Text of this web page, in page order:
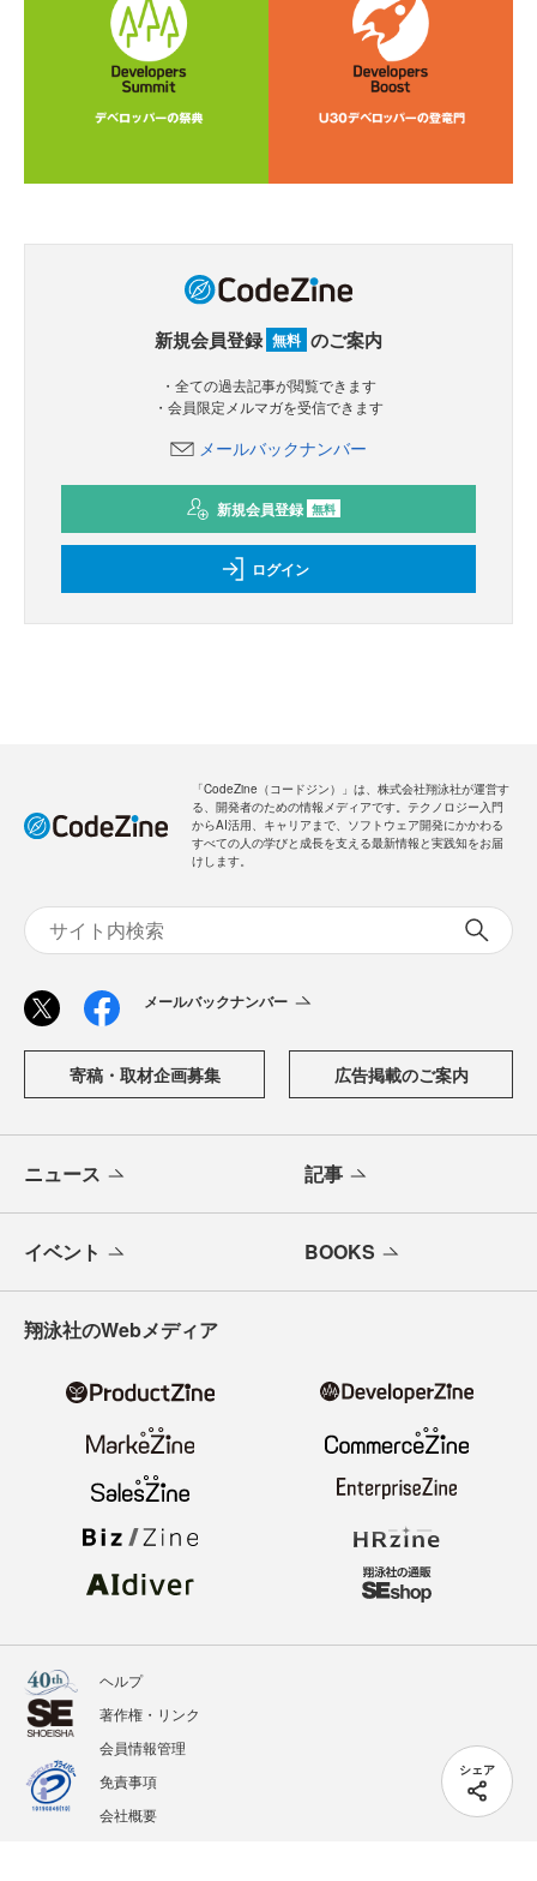
シェア
新規会員登録 無料 のご案内
・全ての過去記事が閲覧できます
・会員限定メルマガを受信できます
メールバックナンバー
新規会員登録 無料
ログイン
「CodeZine（コードジン）」は、株式会社翔泳社が運営す
る、開発者のための情報メディアです。テクノロジー入門
からAI活用、キャリアまで、ソフトウェア開発にかかわる
すべての人の学びと成長を支える最新情報と実践知をお届
けします。
メールバックナンバー
寄稿・取材企画募集 広告掲載のご案内
ニュース 記事
イベント BOOKS
翔泳社のWebメディア
ヘルプ
著作権・リンク
会員情報管理
免責事項
会社概要